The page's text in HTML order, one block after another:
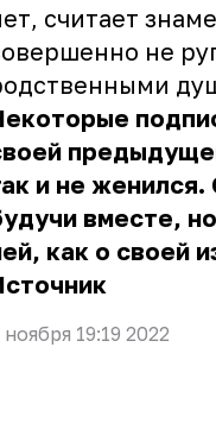
считает
не
и не
вместе,
как о своей
ноября 19:19 2022